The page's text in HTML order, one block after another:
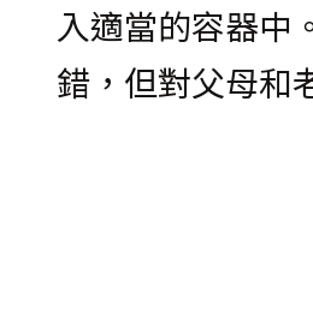
入適當的容器中
錯，但對父母和